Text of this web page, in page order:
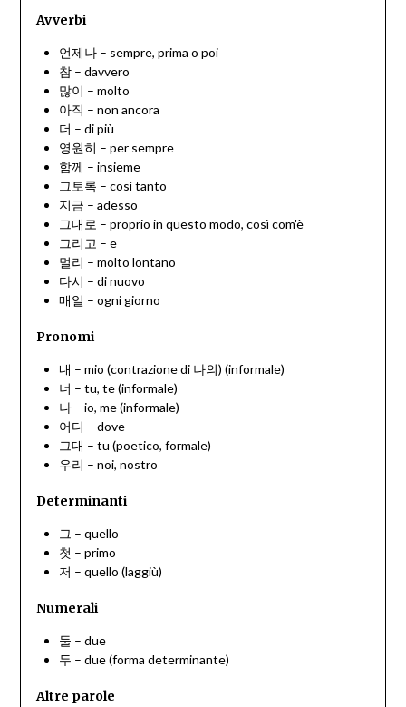
Avverbi
언제나 – sempre, prima o poi
참 – davvero
많이 – molto
아직 – non ancora
더 – di più
영원히 – per sempre
함께 – insieme
그토록 – così tanto
지금 – adesso
그대로 – proprio in questo modo, così com'è
그리고 – e
멀리 – molto lontano
다시 – di nuovo
매일 – ogni giorno
Pronomi
내 – mio (contrazione di 나의) (informale)
너 – tu, te (informale)
나 – io, me (informale)
어디 – dove
그대 – tu (poetico, formale)
우리 – noi, nostro
Determinanti
그 – quello
첫 – primo
저 – quello (laggiù)
Numerali
둘 – due
두 – due (forma determinante)
Altre parole